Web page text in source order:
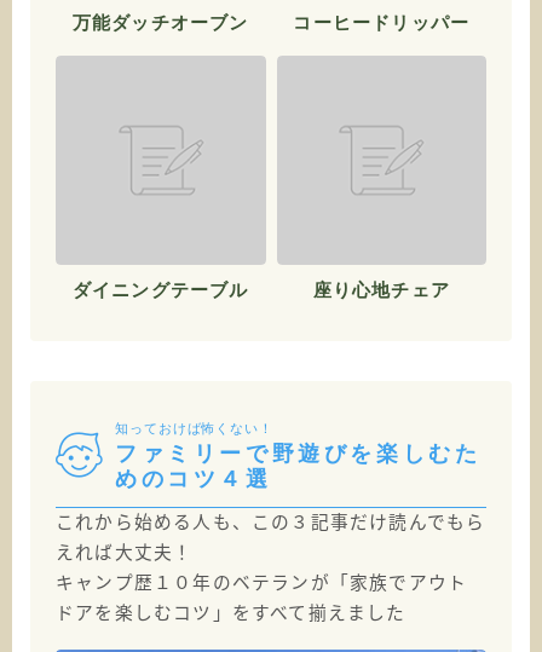
万能ダッチオーブン コーヒードリッパー
ダイニングテーブル 座り心地チェア
知っておけば怖くない！
ファミリーで野遊びを楽しむた
めのコツ４選
これから始める人も、この３記事だけ読んでもら
えれば大丈夫！
キャンプ歴１０年のベテランが「家族でアウト
ドアを楽しむコツ」をすべて揃えました